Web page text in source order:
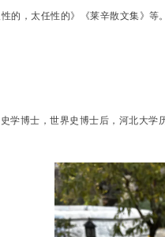
的，太任性的》《莱辛散文集》等。
学博士，世界史博士后，河北大学